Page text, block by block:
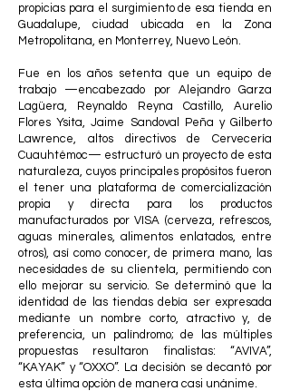
propicias para el surgimiento de esa tienda en
Guadalupe, ciudad ubicada en la Zona
Metropolitana, en Monterrey, Nuevo León.
Fue en los años setenta que un equipo de
trabajo —encabezado por Alejandro Garza
Lagüera, Reynaldo Reyna Castillo, Aurelio
Flores Ysita, Jaime Sandoval Peña y Gilberto
Lawrence, altos directivos de Cervecería
Cuauhtémoc— estructuró un proyecto de esta
naturaleza, cuyos principales propósitos fueron
el tener una plataforma de comercialización
propia y directa para los productos
manufacturados por VISA (cerveza, refrescos,
aguas minerales, alimentos enlatados, entre
otros), así como conocer, de primera mano, las
necesidades de su clientela, permitiendo con
ello mejorar su servicio. Se determinó que la
identidad de las tiendas debía ser expresada
mediante un nombre corto, atractivo y, de
preferencia, un palíndromo; de las múltiples
propuestas resultaron finalistas: “AVIVA”,
“KAYAK” y “OXXO”. La decisión se decantó por
esta última opción de manera casi unánime.